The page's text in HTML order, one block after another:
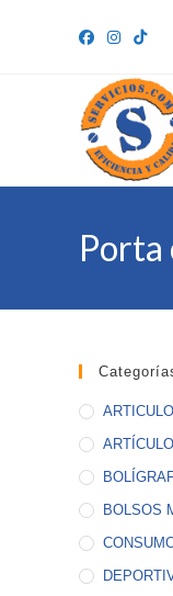
Porta
BOLSOS